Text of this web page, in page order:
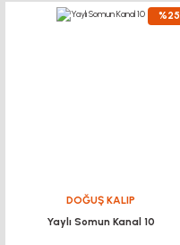
%25
DOĞUŞ KALIP
Yaylı Somun Kanal 10